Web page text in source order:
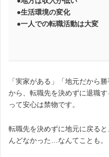
●生活環境の変化
●一人での転職活動は大変
「実家がある」「地元だから
から、転職先を決めずに退職
って安心は禁物です。
転職先を決めずに地元に戻る
んどなかった…なんてことも。